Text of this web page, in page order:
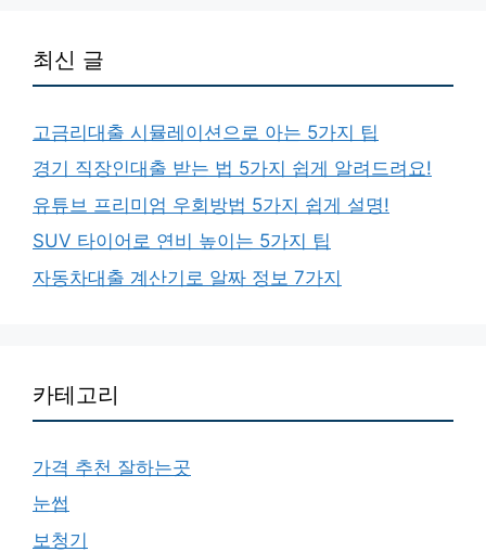
최신 글
고금리대출 시뮬레이션으로 아는 5가지 팁
경기 직장인대출 받는 법 5가지 쉽게 알려드려요!
유튜브 프리미엄 우회방법 5가지 쉽게 설명!
SUV 타이어로 연비 높이는 5가지 팁
자동차대출 계산기로 알짜 정보 7가지
카테고리
가격 추천 잘하는곳
눈썹
보청기